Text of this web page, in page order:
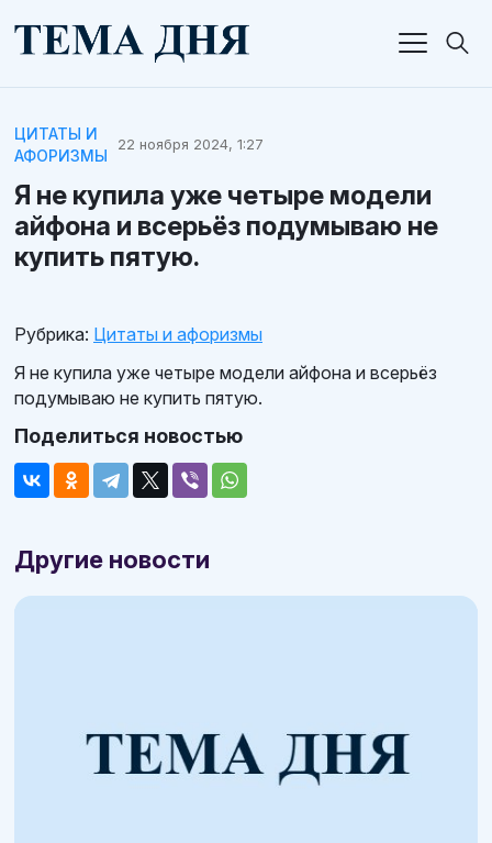
ЦИТАТЫ И
АФОРИЗМЫ
22 ноября 2024, 1:27
Я не купила уже четыре модели
айфона и всерьёз подумываю не
купить пятую.
Рубрика: Цитаты и афоризмы
Я не купила уже четыре модели айфона и всерьёз
подумываю не купить пятую.
Поделиться новостью
Другие новости